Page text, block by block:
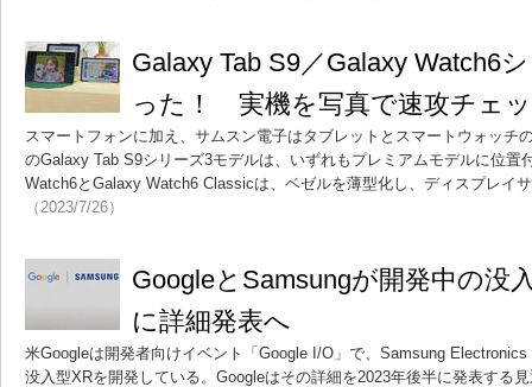
Galaxy Tab S9／Galaxy Watch6
った！ 実機を写真で速攻チェ
スマートフォンに加え、サムスン電子はタブレットとスマートウォッチ
のGalaxy Tab S9シリーズ3モデルは、いずれもプレミアムモデルに位置
Watch6とGalaxy Watch6 Classicは、ベゼルを薄型化し、ディスプレイ
（2023/7/26）
GoogleとSamsungが開発中の没
に詳細発表へ
米Googleは開発者向けイベント「Google I/O」で、Samsung
没入型XRを開発している。Googleはその詳細を2023年後半に発表する